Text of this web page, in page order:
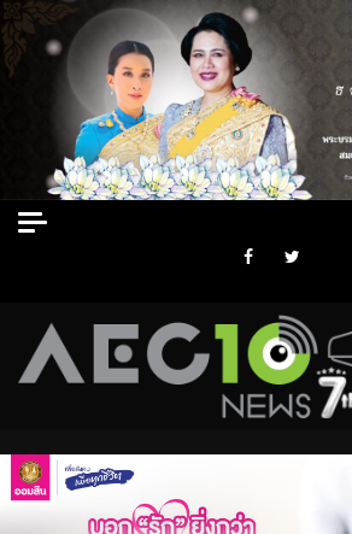
Skip
to
Facebook
Twitter